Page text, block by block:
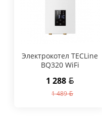
Электрокотел TECLine
BQ320 WiFi
1 288
1 489